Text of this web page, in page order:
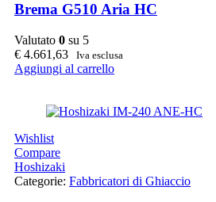
Brema G510 Aria HC
Valutato 0 su 5
€ 4.661,63 Iva esclusa
Aggiungi al carrello
Wishlist
Compare
Hoshizaki
Categorie: Fabbricatori di Ghiaccio